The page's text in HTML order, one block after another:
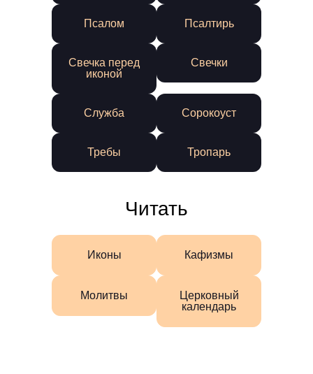
Псалом Псалтирь
Свечка перед
иконой
Свечки
Служба Сорокоуст
Требы Тропарь
Читать
Иконы Кафизмы
Молитвы
Церковный
календарь